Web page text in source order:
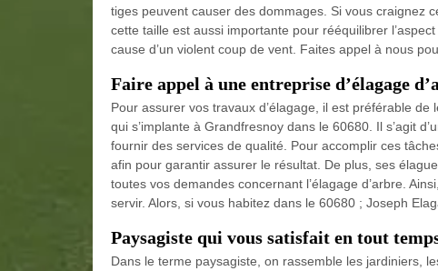
tiges peuvent causer des dommages. Si vous craignez
cette taille est aussi importante pour rééquilibrer
cause d’un violent coup de vent. Faites appel à nous
Faire appel à une entreprise d’élagage
Pour assurer vos travaux d’élagage, il est préférable
qui s’implante à Grandfresnoy dans le 60680. Il s’agit
fournir des services de qualité. Pour accomplir ces
afin pour garantir assurer le résultat. De plus, ses
toutes vos demandes concernant l’élagage d’arbre.
servir. Alors, si vous habitez dans le 60680 ; Joseph
Paysagiste qui vous satisfait en tout
Dans le terme paysagiste, on rassemble les jardiniers,